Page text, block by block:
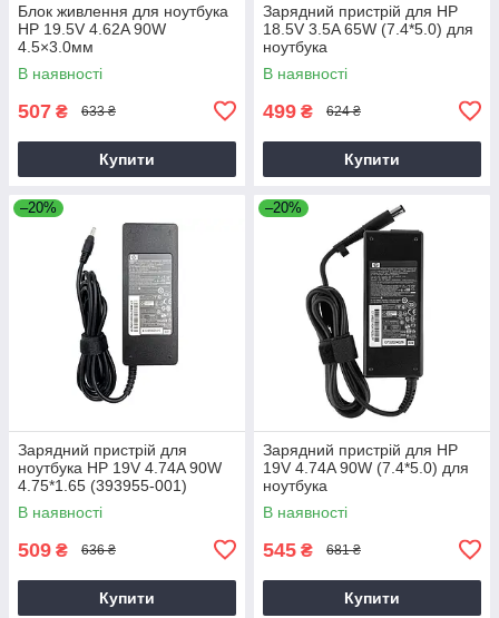
Блок живлення для ноутбука
HP 19.5V 4.62A 90W
4.5×3.0мм
В наявності
507 ₴ 633 ₴
Купити
Зарядний пристрій для HP
18.5V 3.5A 65W (7.4*5.0) для
ноутбука
В наявності
499 ₴ 624 ₴
Купити
–20%
Зарядний пристрій для
ноутбука HP 19V 4.74A 90W
4.75*1.65 (393955-001)
В наявності
509 ₴ 636 ₴
Купити
–20%
Зарядний пристрій для HP
19V 4.74A 90W (7.4*5.0) для
ноутбука
В наявності
545 ₴ 681 ₴
Купити